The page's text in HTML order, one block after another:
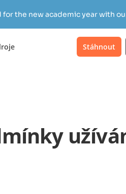
the new academic year with
Stáhnout